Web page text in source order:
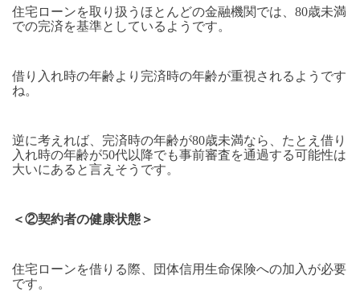
住宅ローンを取り扱うほとんどの金融機関では、80歳未満
での完済を基準としているようです。
借り入れ時の年齢より完済時の年齢が重視されるようです
ね。
逆に考えれば、完済時の年齢が80歳未満なら、たとえ借り
入れ時の年齢が50代以降でも事前審査を通過する可能性は
大いにあると言えそうです。
＜②契約者の健康状態＞
住宅ローンを借りる際、団体信用生命保険への加入が必要
です。